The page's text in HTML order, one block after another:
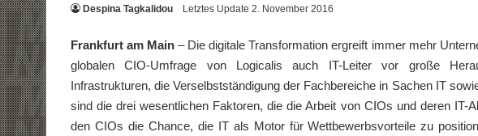
Despina Tagkalidou Letztes Update 2. November 2016
Frankfurt am Main – Die digitale Transformation ergreift immer mehr
globalen CIO-Umfrage von Logicalis auch IT-Leiter vor große
Infrastrukturen, die Verselbstständigung der Fachbereiche in Sachen IT
sind die drei wesentlichen Faktoren, die die Arbeit von CIOs und deren IT-
den CIOs die Chance, die IT als Motor für Wettbewerbsvorteile zu